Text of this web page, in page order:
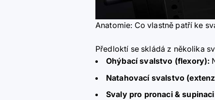
Anatomie: Co vlastně patří ke
Předloktí se skládá z několika
Ohýbací svalstvo (flexory):
Natahovací svalstvo
Svaly pro pronaci & supinaci